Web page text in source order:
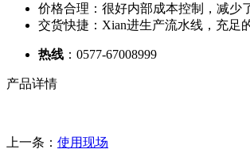
价格合理：很好内部成本控制，减少
交货快捷：Xian进生产流水线，充足
热线 ：0577-67008999
产品详情
上一条： 使用现场